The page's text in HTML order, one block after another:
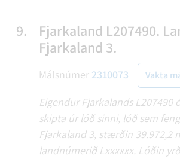
9.
Fjarkaland L207490.
Fjarkaland 3.
Málsnúmer 2310073 Vakta
Eigendur Fjarkalands L207490
skipta úr lóð sinni, lóð sem
Fjarkaland 3, stærðin 39.972,2
landnúmerið Lxxxxxx. Lóðin